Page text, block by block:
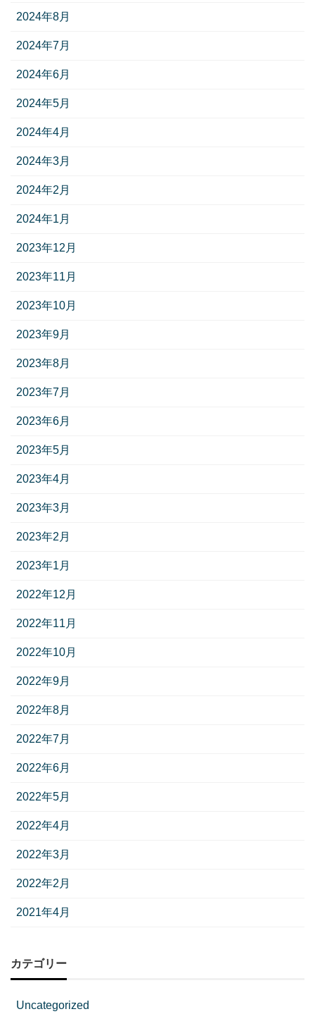
2024年8月
2024年7月
2024年6月
2024年5月
2024年4月
2024年3月
2024年2月
2024年1月
2023年12月
2023年11月
2023年10月
2023年9月
2023年8月
2023年7月
2023年6月
2023年5月
2023年4月
2023年3月
2023年2月
2023年1月
2022年12月
2022年11月
2022年10月
2022年9月
2022年8月
2022年7月
2022年6月
2022年5月
2022年4月
2022年3月
2022年2月
2021年4月
カテゴリー
Uncategorized